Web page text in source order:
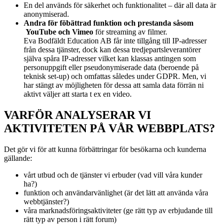
En del används för säkerhet och funktionalitet – där all data är
anonymiserad.
Andra för föbättrad funktion och prestanda såsom
YouTube och Vimeo för streaming av filmer.
Eva Bodfäldt Education AB får inte tillgång till IP-adresser
från dessa tjänster, dock kan dessa tredjepartsleverantörer
själva spåra IP-adresser vilket kan klassas antingen som
personuppgift eller pseudonymiserade data (beroende på
teknisk set-up) och omfattas således under GDPR. Men, vi
har stängt av möjligheten för dessa att samla data förrän ni
aktivt väljer att starta t ex en video.
VARFÖR ANALYSERAR VI
AKTIVITETEN PÅ VÅR WEBBPLATS?
Det gör vi för att kunna förbättringar för besökarna och kunderna
gällande:
vårt utbud och de tjänster vi erbuder (vad vill våra kunder
ha?)
funktion och användarvänlighet (är det lätt att använda våra
webbtjänster?)
våra marknadsföringsaktiviteter (ge rätt typ av erbjudande till
rätt typ av person i rätt forum)